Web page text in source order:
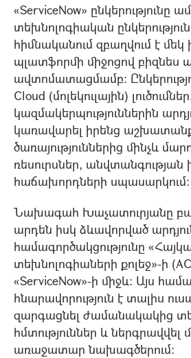
«ServiceNow» ընկերությունը
տեխնոլոգիական
հիմնականում զբաղվում է
պլատֆորմի միջոցով բիզնես
ավտոմատացմամբ։
Cloud (մոլեկուլային)
կազմակերպություններին
կառավարել իրենց
ծառայություններից մինչև
ռեսուրսներ, անվտանգության
հաճախորդների սպասարկում:
Նախագահ Խաչատուրյանը
արդեն իսկ ձևավորված
համագործակցությունը
տեխնոլոգիաների քոլեջ»-ի
«ServiceNow»-ի միջև: Այս
հնարավորություն է տալիս
զարգացնել ժամանակակից
հմտություններ և ներգրավվել
առաջատար նախագծերում: